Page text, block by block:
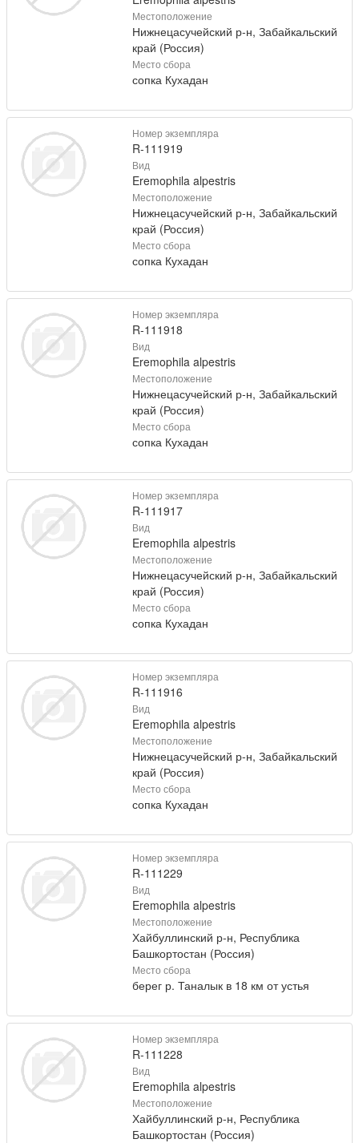
Местоположение
Нижнецасучейский р-н, Забайкальский
край (Россия)
Место сбора
сопка Кухадан
Номер экземпляра
R-111919
Вид
Eremophila alpestris
Местоположение
Нижнецасучейский р-н, Забайкальский
край (Россия)
Место сбора
сопка Кухадан
Номер экземпляра
R-111918
Вид
Eremophila alpestris
Местоположение
Нижнецасучейский р-н, Забайкальский
край (Россия)
Место сбора
сопка Кухадан
Номер экземпляра
R-111917
Вид
Eremophila alpestris
Местоположение
Нижнецасучейский р-н, Забайкальский
край (Россия)
Место сбора
сопка Кухадан
Номер экземпляра
R-111916
Вид
Eremophila alpestris
Местоположение
Нижнецасучейский р-н, Забайкальский
край (Россия)
Место сбора
сопка Кухадан
Номер экземпляра
R-111229
Вид
Eremophila alpestris
Местоположение
Хайбуллинский р-н, Республика
Башкортостан (Россия)
Место сбора
берег р. Таналык в 18 км от устья
Номер экземпляра
R-111228
Вид
Eremophila alpestris
Местоположение
Хайбуллинский р-н, Республика
Башкортостан (Россия)